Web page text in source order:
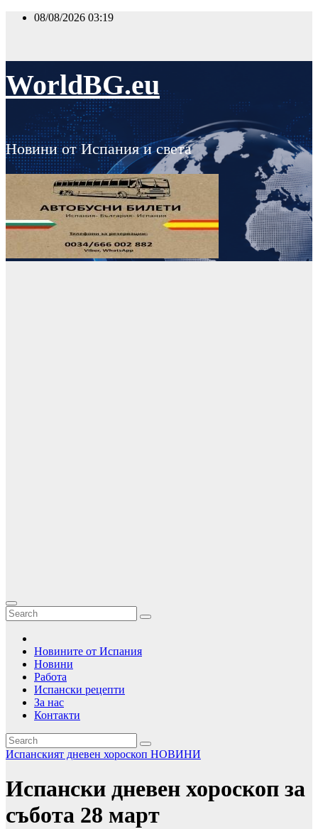
Skip
08/08/2026 03:19
WorldBG.eu
Новини от Испания и света
Новините от Испания
Новини
Работа
Испански рецепти
За нас
Контакти
Испанският дневен хороскоп НОВИНИ
Испански дневен хороскоп за
събота 28 март